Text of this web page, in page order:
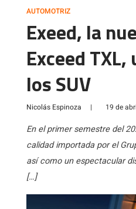
AUTOMOTRIZ
Exeed, la
Exceed
los SUV
Nicolás Espinoza | 19 de
En el primer semestre del
calidad importada por el
así como un espectacular
[…]